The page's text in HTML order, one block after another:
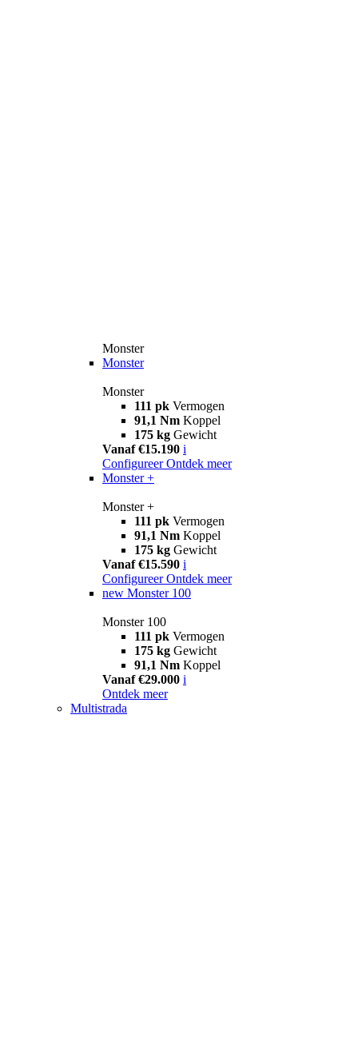
Monster
Monster
Monster
111 pk Vermogen
91,1 Nm Koppel
175 kg Gewicht
Vanaf €15.190 i
Configureer Ontdek meer
Monster +
Monster +
111 pk Vermogen
91,1 Nm Koppel
175 kg Gewicht
Vanaf €15.590 i
Configureer Ontdek meer
new Monster 100
Monster 100
111 pk Vermogen
175 kg Gewicht
91,1 Nm Koppel
Vanaf €29.000 i
Ontdek meer
Multistrada